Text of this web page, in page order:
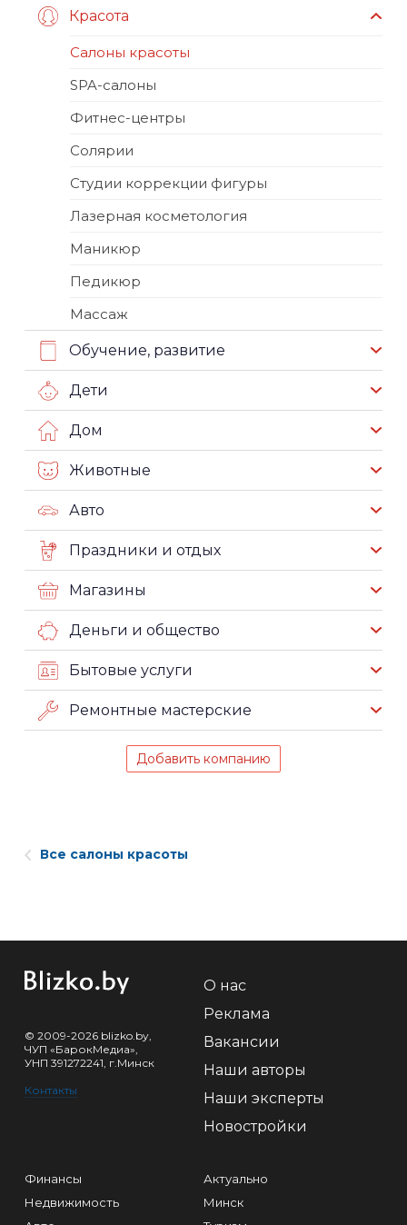
Красота
Салоны красоты
SPA-салоны
Фитнес-центры
Солярии
Студии коррекции фигуры
Лазерная косметология
Маникюр
Педикюр
Массаж
Обучение, развитие
Дети
Дом
Животные
Авто
Праздники и отдых
Магазины
Деньги и общество
Бытовые услуги
Ремонтные мастерские
Добавить компанию
Все салоны красоты
© 2009-2026 blizko.by,
ЧУП «БарокМедиа»,
УНП 391272241, г.Минск
Контакты
О нас
Реклама
Вакансии
Наши авторы
Наши эксперты
Новостройки
Финансы
Недвижимость
Актуально
Минск